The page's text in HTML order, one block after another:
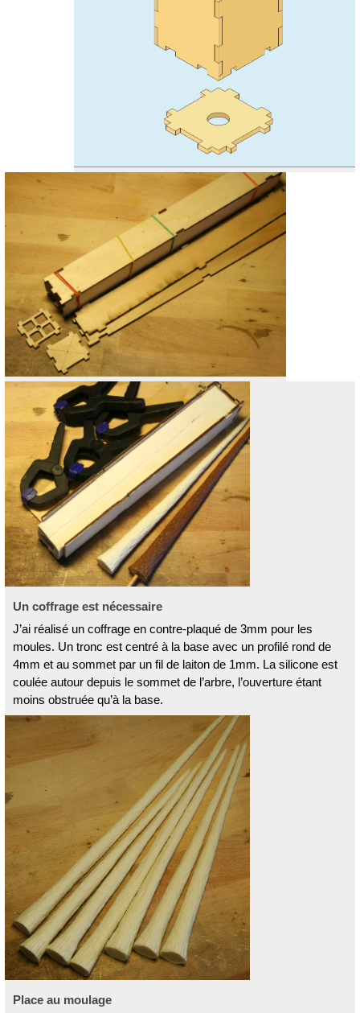
Un coffrage est nécessaire
J’ai réalisé un coffrage en contre-plaqué de 3mm pour les
moules. Un tronc est centré à la base avec un profilé rond de
4mm et au sommet par un fil de laiton de 1mm. La silicone est
coulée autour depuis le sommet de l’arbre, l’ouverture étant
moins obstruée qu’à la base.
Place au moulage